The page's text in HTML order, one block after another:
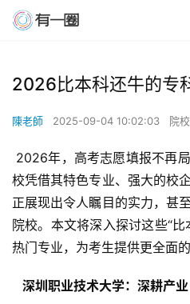
2026比本科还牛的专
陳老師 2025-09-04 10:02:03 院
校凭借其特色专业、强大的校
正展现出令人瞩目的实力，甚
院校。本文将深入探讨这些“
热门专业，为考生提供更全面的
深圳职业技术大学：深耕产